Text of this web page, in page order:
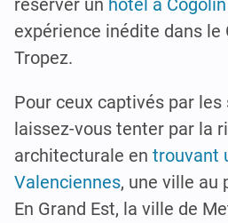
expérience inédite dans le
Tropez.
Pour ceux captivés par
laissez-vous tenter par la
architecturale en trouvant
Valenciennes, une ville au
En Grand Est, la ville de